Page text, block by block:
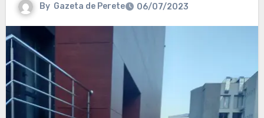
By Gazeta de Perete 06/07/2023